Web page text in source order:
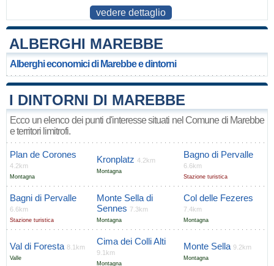
vedere dettaglio
ALBERGHI MAREBBE
Alberghi economici di Marebbe e dintorni
I DINTORNI DI MAREBBE
Ecco un elenco dei punti d'interesse situati nel Comune di Marebbe
e territori limitrofi.
Plan de Corones
4.2km
Montagna
Kronplatz 4.2km
Montagna
Bagno di Pervalle
6.6km
Stazione turistica
Bagni di Pervalle
6.6km
Stazione turistica
Monte Sella di
Sennes 7.3km
Montagna
Col delle Fezeres
7.4km
Montagna
Val di Foresta 8.1km
Valle
Cima dei Colli Alti
9.1km
Montagna
Monte Sella 9.2km
Montagna